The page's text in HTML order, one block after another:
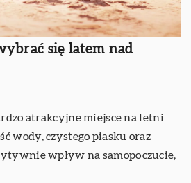
się latem nad
atrakcyjne miejsce na letni
wody, czystego piasku oraz
wpływ na samopoczucie,